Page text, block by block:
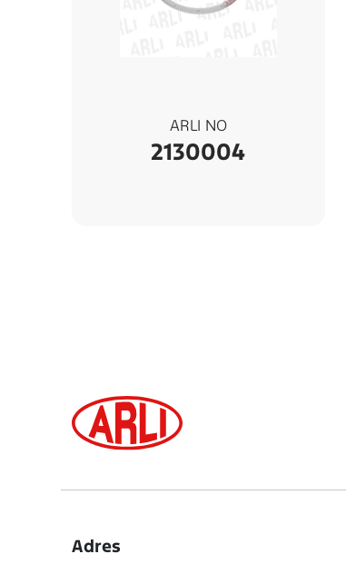
ARLI NO
2130004
Adres